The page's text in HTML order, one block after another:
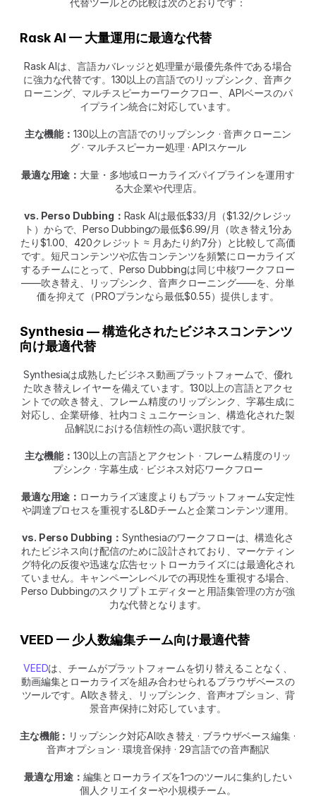
代替ツールとの比較は次のとおりです：
Rask AI — 大量運用に最適な代替
Rask AIは、言語カバレッジと処理量が最優先条件である場合
に強力な代替です。130以上の言語でのリップシンク、音声ク
ローニング、マルチスピーカーワークフロー、APIベースのパ
イプライン統合に対応しています。
主な機能： 130以上の言語でのリップシンク · 音声クローニン
グ · マルチスピーカー処理 · APIスケール
最適な用途： 大量・多地域ローカライズパイプラインを運用す
る大企業や代理店。
vs. Perso Dubbing： Rask AIは最低$33/月（$1.32/クレジッ
ト）からで、Perso Dubbingの最低$6.99/月（吹き替え1分あ
たり$1.00、420クレジット ≈ 月あたり約7分）と比較して高価
です。短尺コンテンツや広告コンテンツを頻繁にローカライズ
するチームにとって、Perso Dubbingは同じ中核ワークフロー
――吹き替え、リップシンク、音声クローニング――を、分単
価を抑えて（PROプランなら最低$0.55）提供します。
Synthesia — 構造化されたビジネスコンテンツ
向け最適代替
Synthesiaは成熟したビジネス動画プラットフォームで、優れ
た吹き替えレイヤーを備えています。130以上の言語とアクセ
ントでの吹き替え、フレーム精度のリップシンク、字幕生成に
対応し、企業研修、社内コミュニケーション、構造化された製
品解説における信頼性の高い選択肢です。
主な機能： 130以上の言語とアクセント · フレーム精度のリッ
プシンク · 字幕生成 · ビジネス対応ワークフロー
最適な用途： ローカライズ速度よりもプラットフォーム安定性
や調達プロセスを重視するL&Dチームと企業コンテンツ運用。
vs. Perso Dubbing： Synthesiaのワークフローは、構造化さ
れたビジネス向け配信のために設計されており、マーケティン
グ特化の反復や迅速な広告セットローカライズには最適化され
ていません。キャンペーンレベルでの再現性を重視する場合、
Perso Dubbingのスクリプトエディターと用語集管理の方が強
力な代替となります。
VEED — 少人数編集チーム向け最適代替
VEEDは、チームがプラットフォームを切り替えることなく、
動画編集とローカライズを組み合わせられるブラウザベースの
ツールです。AI吹き替え、リップシンク、音声オプション、背
景音声保持に対応しています。
主な機能： リップシンク対応AI吹き替え · ブラウザベース編集 ·
音声オプション · 環境音保持 · 29言語での音声翻訳
最適な用途： 編集とローカライズを1つのツールに集約したい
個人クリエイターや小規模チーム。